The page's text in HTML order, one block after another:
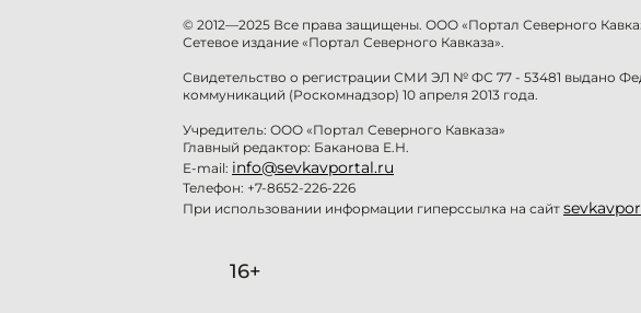
© 2012—2025 Все права защищены. ООО «Портал Северного
Сетевое издание «Портал Северного Кавказа».
Свидетельство о регистрации СМИ ЭЛ № ФС 77 - 53481 выдано
коммуникаций (Роскомнадзор) 10 апреля 2013 года.
Учредитель: ООО «Портал Северного Кавказа»
Главный редактор: Баканова Е.Н.
E-mail: info@sevkavportal.ru
Телефон: +7-8652-226-226
При использовании информации гиперссылка на сайт
16+